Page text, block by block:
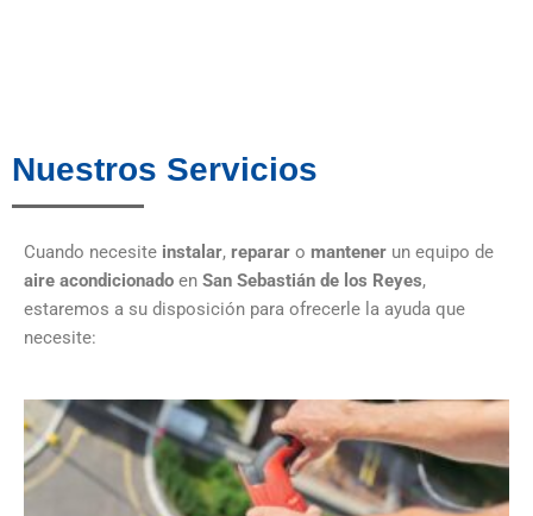
Nuestros Servicios
Cuando necesite instalar, reparar o mantener un equipo de
aire acondicionado en San Sebastián de los Reyes,
estaremos a su disposición para ofrecerle la ayuda que
necesite: